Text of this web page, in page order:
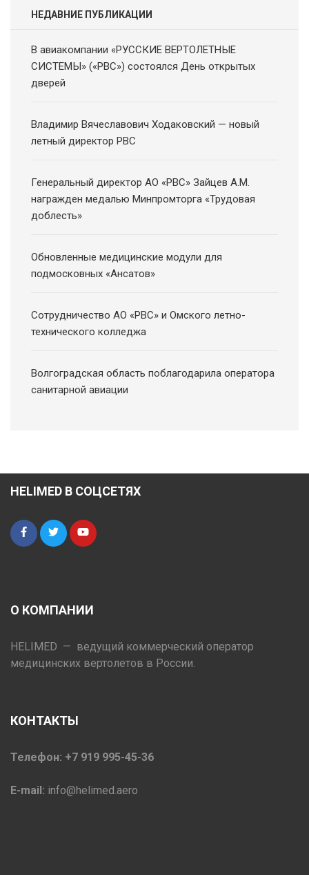
НЕДАВНИЕ ПУБЛИКАЦИИ
В авиакомпании «РУССКИЕ ВЕРТОЛЕТНЫЕ
СИСТЕМЫ» («РВС») состоялся День открытых
дверей
Владимир Вячеславович Ходаковский — новый
летный директор РВС
Генеральный директор АО «РВС» Зайцев А.М.
награжден медалью Минпромторга «Трудовая
доблесть»
Обновленные медицинские модули для
подмосковных «Ансатов»
Сотрудничество АО «РВС» и Омского летно-
технического колледжа
Волгоградская область поблагодарила оператора
санитарной авиации
HELIMED В СОЦСЕТЯХ
О КОМПАНИИ
HELIMED — ведущий коммерческий оператор
медицинских вертолетов в России.
КОНТАКТЫ
Телефон: +7 919 995-45-36
E-mail: info@helimed.aero